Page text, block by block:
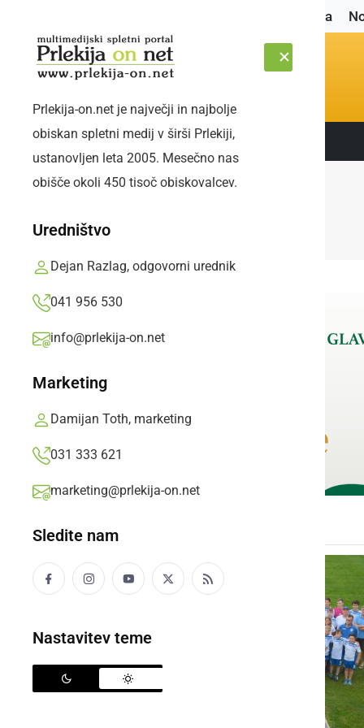
Naslovnica
ČETRTEK, 6. AVGUST 2026 Sledite nam:
Prlekija-on.net je največji in najbolje
obiskan spletni medij v širši Prlekiji,
ustanovljen leta 2005. Mesečno nas
obišče okoli 450 tisoč obiskovalcev.
Uredništvo
Dejan Razlag, odgovorni urednik
041 956 530
info@prlekija-on.net
Marketing
Damijan Toth, marketing
031 333 621
marketing@prlekija-on.net
Sledite nam
Nastavitev teme